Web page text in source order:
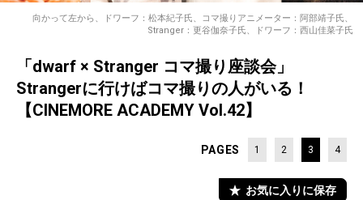
向かって左から、ドワーフ：松本紀子氏、コマ撮りアニメーター：阿部靖子氏、
Stranger：更谷伽奈子氏、ドワーフ：西山佳菜子氏
「dwarf × Stranger コマ撮り座談会」
Strangerに行けばコマ撮りの人がいる！
【CINEMORE ACADEMY Vol.42】
PAGES 1 2 3 4
お気に入りに保存